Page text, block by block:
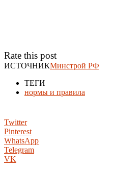
Rate this post
ИСТОЧНИКМинстрой РФ
ТЕГИ
нормы и правила
Twitter
Pinterest
WhatsApp
Telegram
VK